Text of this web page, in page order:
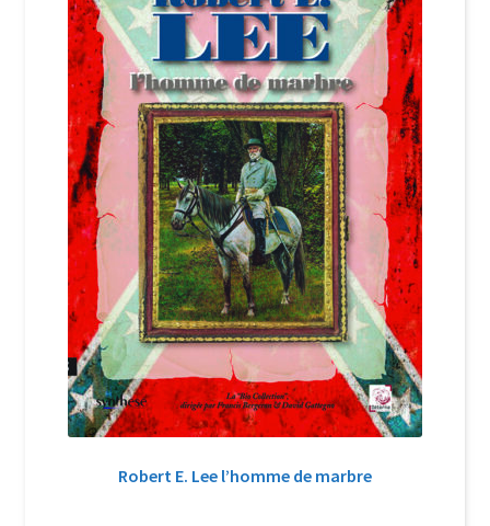
Login Customizer
Newsletter
Nous Contacter
Panier
Politique de confidentialité et cookies
Qui sommes-nous ?
Soutien à Philippe Randa
Suivi de la Commande
Robert E. Lee l’homme de marbre